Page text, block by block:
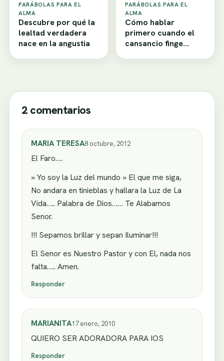
PARÁBOLAS PARA EL
ALMA
Descubre por qué la
lealtad verdadera
nace en la angustia
PARÁBOLAS PARA EL
ALMA
Cómo hablar
primero cuando el
cansancio finge
2 comentarios
MARIA TERESA8 octubre, 2012
El Faro….
» Yo soy la Luz del mundo » El que me siga,
No andara en tinieblas y hallara la Luz de La
Vida….. Palabra de Dios…… Te Alabamos
Senor.
!!! Sepamos brillar y sepan Iluminar!!!
El Senor es Nuestro Pastor y con El, nada nos
falta….. Amen.
Responder
MARIANITA17 enero, 2010
QUIERO SER ADORADORA PARA IOS
Responder